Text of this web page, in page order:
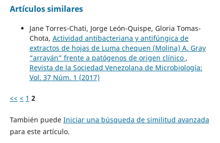
Artículos similares
Jane Torres-Chati, Jorge León-Quispe, Gloria Tomas-
Chota, Actividad antibacteriana y antifúngica de
extractos de hojas de Luma chequen (Molina) A. Gray
“arrayán” frente a patógenos de origen clínico ,
Revista de la Sociedad Venezolana de Microbiología:
Vol. 37 Núm. 1 (2017)
<< < 1 2
También puede Iniciar una búsqueda de similitud avanzada
para este artículo.